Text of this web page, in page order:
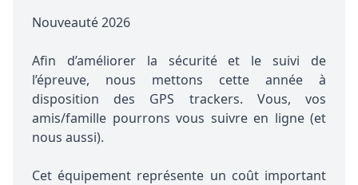
Nouveauté 2026
Afin d’améliorer la sécurité et le suivi de
l’épreuve, nous mettons cette année à
disposition des GPS trackers. Vous, vos
amis/famille pourrons vous suivre en ligne (et
nous aussi).
Cet équipement représente un coût important